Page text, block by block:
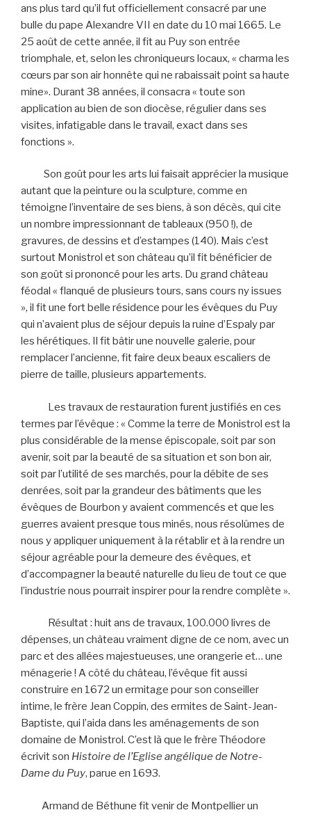
ans plus tard qu’il fut officiellement consacré par une
bulle du pape Alexandre VII en date du 10 mai 1665. Le
25 août de cette année, il fit au Puy son entrée
triomphale, et, selon les chroniqueurs locaux, « charma les
cœurs par son air honnête qui ne rabaissait point sa haute
mine». Durant 38 années, il consacra « toute son
application au bien de son diocèse, régulier dans ses
visites, infatigable dans le travail, exact dans ses
fonctions ».
Son goût pour les arts lui faisait apprécier la musique
autant que la peinture ou la sculpture, comme en
témoigne l’inventaire de ses biens, à son décès, qui cite
un nombre impressionnant de tableaux (950 !), de
gravures, de dessins et d’estampes (140). Mais c’est
surtout Monistrol et son château qu’il fit bénéficier de
son goût si prononcé pour les arts. Du grand château
féodal « flanqué de plusieurs tours, sans cours ny issues
», il fit une fort belle résidence pour les évêques du Puy
qui n’avaient plus de séjour depuis la ruine d’Espaly par
les hérétiques. Il fit bâtir une nouvelle galerie, pour
remplacer l’ancienne, fit faire deux beaux escaliers de
pierre de taille, plusieurs appartements.
Les travaux de restauration furent justifiés en ces
termes par l’évêque : « Comme la terre de Monistrol est la
plus considérable de la mense épiscopale, soit par son
avenir, soit par la beauté de sa situation et son bon air,
soit par l’utilité de ses marchés, pour la débite de ses
denrées, soit par la grandeur des bâtiments que les
évêques de Bourbon y avaient commencés et que les
guerres avaient presque tous minés, nous résolûmes de
nous y appliquer uniquement à la rétablir et à la rendre un
séjour agréable pour la demeure des évêques, et
d’accompagner la beauté naturelle du lieu de tout ce que
l’industrie nous pourrait inspirer pour la rendre complète ».
Résultat : huit ans de travaux, 100.000 livres de
dépenses, un château vraiment digne de ce nom, avec un
parc et des allées majestueuses, une orangerie et… une
ménagerie ! A côté du château, l’évêque fit aussi
construire en 1672 un ermitage pour son conseiller
intime, le frère Jean Coppin, des ermites de Saint-Jean-
Baptiste, qui l’aida dans les aménagements de son
domaine de Monistrol. C’est là que le frère Théodore
écrivit son Histoire de l’Eglise angélique de Notre-
Dame du Puy, parue en 1693.
Armand de Béthune fit venir de Montpellier un